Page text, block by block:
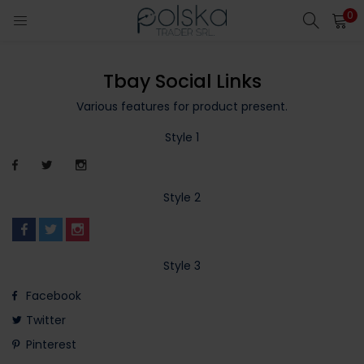
0
INICIO DE SESIÓN
Introduzca su nombre de usuario y contraseña para iniciar
Tbay Social Links
Various features for product present.
Style 1
Style 2
Style 3
Facebook
Twitter
Pinterest